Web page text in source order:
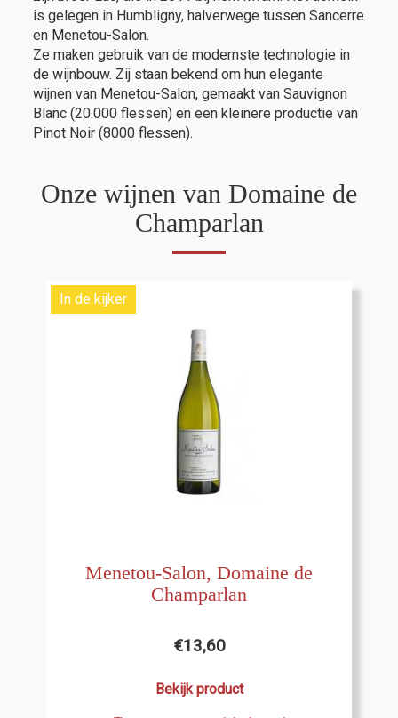
is gelegen in Humbligny, halverwege tussen Sancerre
en Menetou-Salon.
Ze maken gebruik van de modernste technologie in
de wijnbouw. Zij staan bekend om hun elegante
wijnen van Menetou-Salon, gemaakt van Sauvignon
Blanc (20.000 flessen) en een kleinere productie van
Pinot Noir (8000 flessen).
Onze wijnen van Domaine de
Champarlan
In de kijker
Menetou-Salon, Domaine de
Champarlan
€13,60
Bekijk product